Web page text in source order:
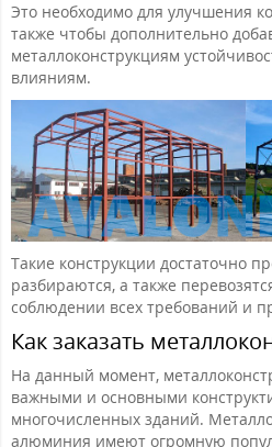
Это необходимо для улучшения
также чтобы дополнительно
металлоконструкциям
влияниям.
Такие конструкции достаточно
разбираются, а также
соблюдении всех требований и
Как заказать
На данный момент,
важными и основными
многочисленных зданий.
алюминия имеют огромную